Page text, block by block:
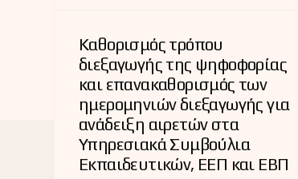
Καθορισμός τρόπου
διεξαγωγής της ψηφοφορίας
και επανακαθορισμός των
ημερομηνιών διεξαγωγής για
ανάδειξη αιρετών στα
Υπηρεσιακά Συμβούλια
Εκπαιδευτικών, ΕΕΠ και ΕΒΠ